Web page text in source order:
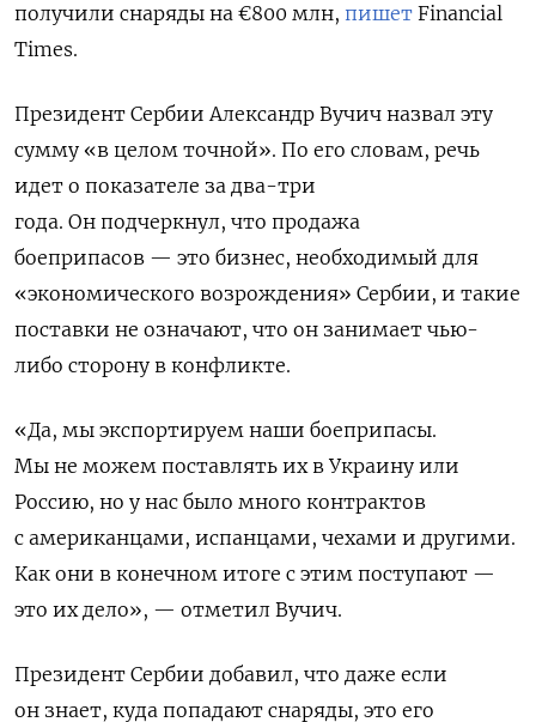
получили снаряды на €800 млн, пишет Financial
Times.
Президент Сербии Александр Вучич назвал эту
сумму «в целом точной». По его словам, речь
идет о показателе за два-три
года. Он подчеркнул, что продажа
боеприпасов — это бизнес, необходимый для
«экономического возрождения» Сербии, и такие
поставки не означают, что он занимает чью-
либо сторону в конфликте.
«Да, мы экспортируем наши боеприпасы.
Мы не можем поставлять их в Украину или
Россию, но у нас было много контрактов
с американцами, испанцами, чехами и другими.
Как они в конечном итоге с этим поступают —
это их дело», — отметил Вучич.
Президент Сербии добавил, что даже если
он знает, куда попадают снаряды, это его